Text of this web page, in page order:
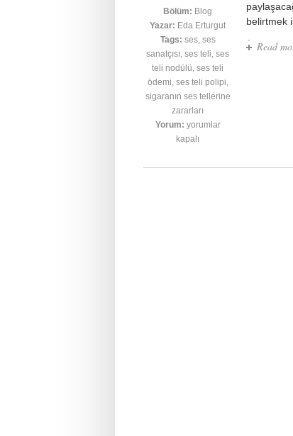
Bölüm: Blog
Yazar: Eda Erturgut
Tags: ses, ses
sanatçısı, ses teli, ses
teli nodülü, ses teli
ödemi, ses teli polipi,
sigaranın ses tellerine
zararları
Yorum: yorumlar
kapalı
belirtmek
Read